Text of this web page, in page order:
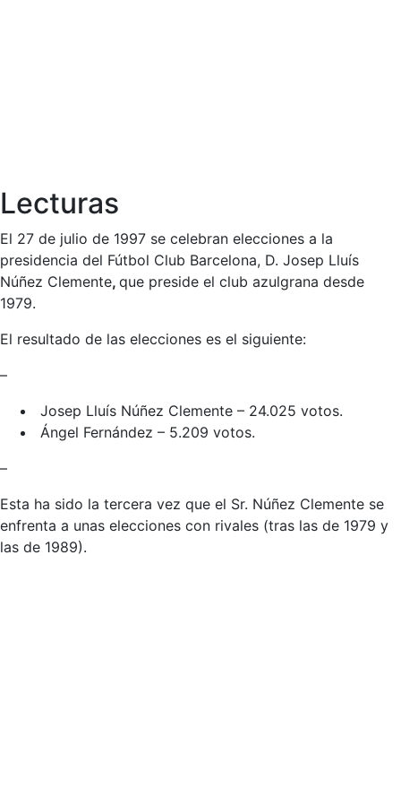
Lecturas
El 27 de julio de 1997 se celebran elecciones a la
presidencia del Fútbol Club Barcelona, D. Josep Lluís
Núñez Clemente, que preside el club azulgrana desde
1979.
El resultado de las elecciones es el siguiente:
–
Josep Lluís Núñez Clemente – 24.025 votos.
Ángel Fernández – 5.209 votos.
–
Esta ha sido la tercera vez que el Sr. Núñez Clemente se
enfrenta a unas elecciones con rivales (tras las de 1979 y
las de 1989).